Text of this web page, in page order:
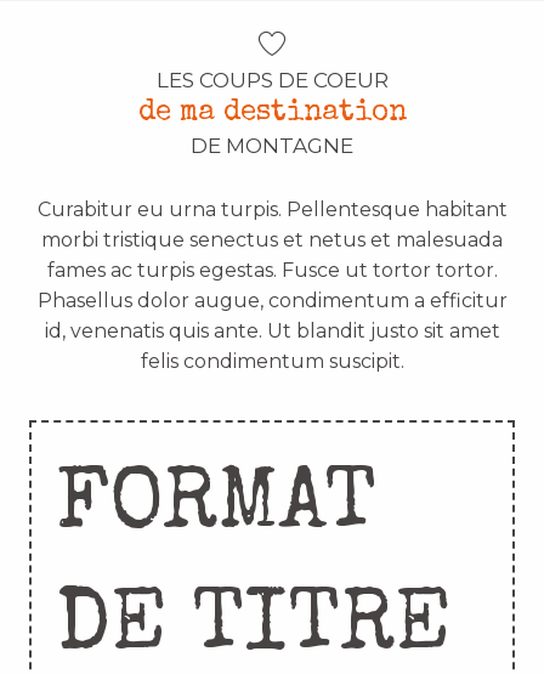
LES COUPS DE COEUR
de ma destination
DE MONTAGNE
Curabitur eu urna turpis. Pellentesque habitant
morbi tristique senectus et netus et malesuada
fames ac turpis egestas. Fusce ut tortor tortor.
Phasellus dolor augue, condimentum a efficitur
id, venenatis quis ante. Ut blandit justo sit amet
felis condimentum suscipit.
FORMAT
DE TITRE